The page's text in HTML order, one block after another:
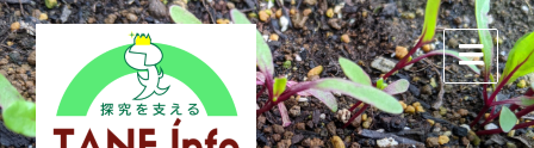
Skip
to
content
Skip
to
main
navigation
Skip
to
footer